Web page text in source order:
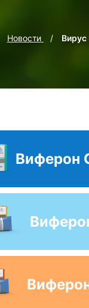
Новости
Виферон